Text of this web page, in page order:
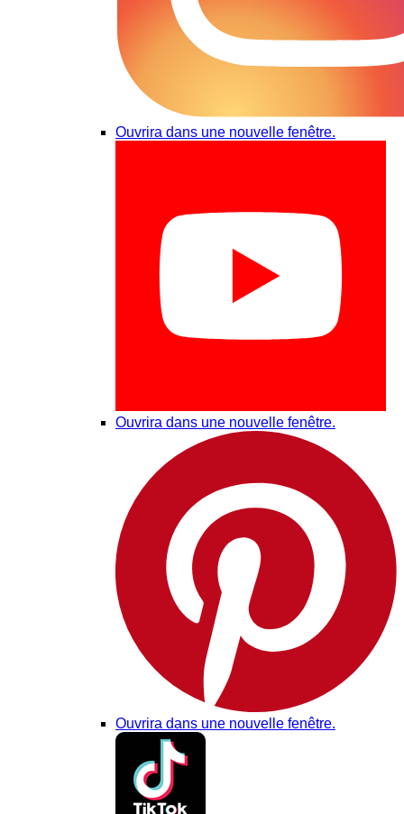
Ouvrira dans une nouvelle fenêtre.
Ouvrira dans une nouvelle fenêtre.
Ouvrira dans une nouvelle fenêtre.